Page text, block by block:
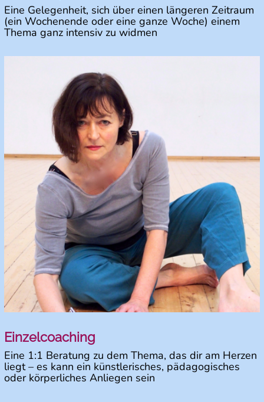
Eine Gelegenheit, sich über einen längeren Zeitraum
(ein Wochenende oder eine ganze Woche) einem
Thema ganz intensiv zu widmen
Einzelcoaching
Eine 1:1 Beratung zu dem Thema, das dir am Herzen
liegt – es kann ein künstlerisches, pädagogisches
oder körperliches Anliegen sein